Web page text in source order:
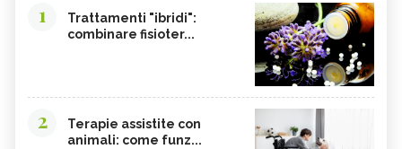
1
Trattamenti "ibridi":
combinare fisioter...
2
Terapie assistite con
animali: come funz...